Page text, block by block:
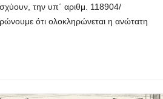
την υπ΄ αριθμ. 118904/
ότι ολοκληρώνεται η ανώτατη